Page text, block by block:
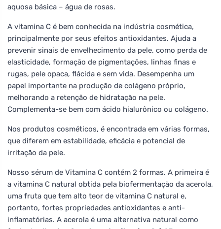
aquosa básica – água de rosas.
A vitamina C é bem conhecida na indústria cosmética,
principalmente por seus efeitos antioxidantes. Ajuda a
prevenir sinais de envelhecimento da pele, como perda de
elasticidade, formação de pigmentações, linhas finas e
rugas, pele opaca, flácida e sem vida. Desempenha um
papel importante na produção de colágeno próprio,
melhorando a retenção de hidratação na pele.
Complementa-se bem com ácido hialurônico ou colágeno.
Nos produtos cosméticos, é encontrada em várias formas,
que diferem em estabilidade, eficácia e potencial de
irritação da pele.
Nosso sérum de Vitamina C contém 2 formas. A primeira é
a vitamina C natural obtida pela biofermentação da acerola,
uma fruta que tem alto teor de vitamina C natural e,
portanto, fortes propriedades antioxidantes e anti-
inflamatórias. A acerola é uma alternativa natural como